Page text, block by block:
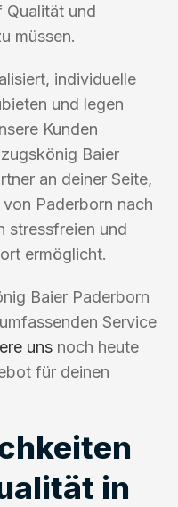
Qualität und
müssen.
individuelle
und legen
Kunden
Baier
an deiner Seite,
Paderborn nach
stressfreien und
ermöglicht.
Baier Paderborn
Service
uns noch heute
für deinen
in